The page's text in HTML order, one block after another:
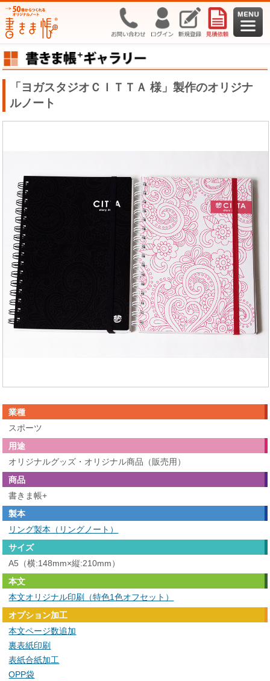
「ヨガスタジオＣＩＴＴＡ 様」製作のオリジナ
ルノート
業種
スポーツ
用途
オリジナルグッズ・オリジナル商品（販売用）
商品
書きま帳+
製本
リング製本（リングノート）
サイズ
A5（横:148mm×縦:210mm）
本文
本文オリジナル印刷（特色1色オフセット）
オプション加工
本文ページ数追加
裏表紙印刷
表紙合紙加工
OPP袋